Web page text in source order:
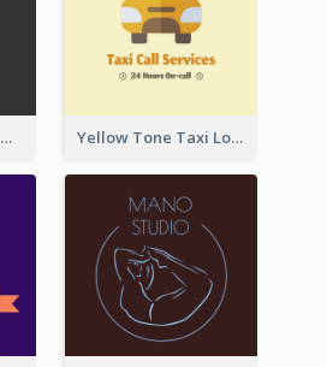
Red And Yellow Dumbbell Logo For Fitness Certre Yellow Tone Taxi Logo For Calling Services